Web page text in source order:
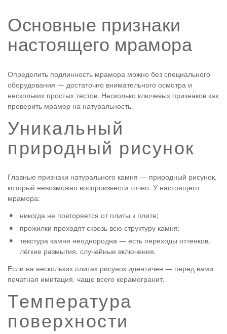
Полы и стены из камня
Столешницы из камня
Панно из камней
Барная стойка из камня
Натуральный камень для бассейнов
Основные признаки
настоящего мрамора
Определить подлинность мрамора можно без специального
оборудования — достаточно внимательного осмотра и
нескольких простых тестов. Несколько ключевых признаков как
проверить мрамор на натуральность.
Уникальный
природный рисунок
Главные признаки натурального камня — природный рисунок,
который невозможно воспроизвести точно. У настоящего
мрамора:
никогда не повторяется от плиты к плите;
прожилки проходят сквозь всю структуру камня;
текстура камня неоднородна — есть переходы оттенков,
лёгкие размытия, случайные включения.
Если на нескольких плитах рисунок идентичен — перед вами
печатная имитация, чаще всего керамогранит.
Температура
поверхности